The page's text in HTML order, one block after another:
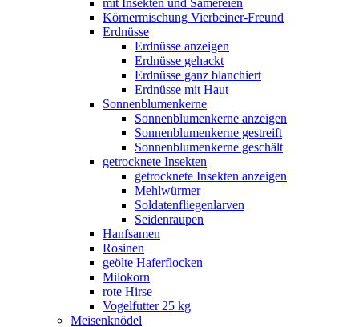
mit Insekten und Sämereien
Körnermischung Vierbeiner-Freund
Erdnüsse
Erdnüsse anzeigen
Erdnüsse gehackt
Erdnüsse ganz blanchiert
Erdnüsse mit Haut
Sonnenblumenkerne
Sonnenblumenkerne anzeigen
Sonnenblumenkerne gestreift
Sonnenblumenkerne geschält
getrocknete Insekten
getrocknete Insekten anzeigen
Mehlwürmer
Soldatenfliegenlarven
Seidenraupen
Hanfsamen
Rosinen
geölte Haferflocken
Milokorn
rote Hirse
Vogelfutter 25 kg
Meisenknödel